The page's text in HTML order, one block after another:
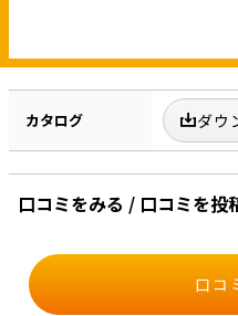
カタログ ダウ
口コミをみる / 口コミを投
口コ